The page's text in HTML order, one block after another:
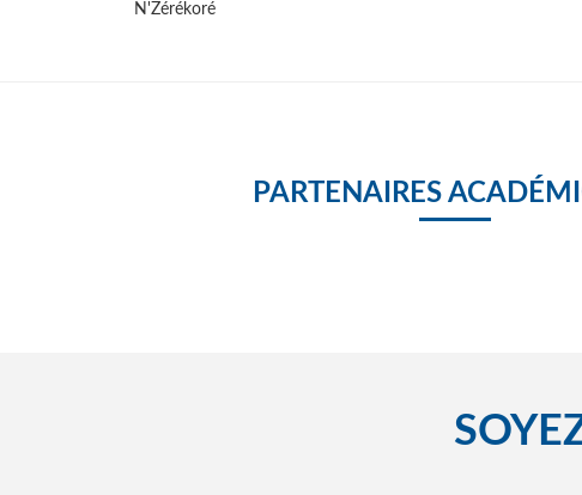
N'Zérékoré
PARTENAIRES